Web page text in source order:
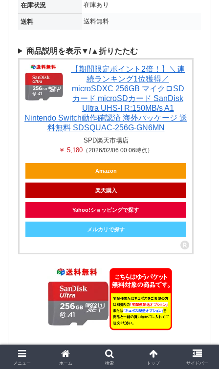
在庫状況 在庫あり
送料 送料無料
商品説明を表示▼/▲折りたたむ
【期間限定ポイント2倍！】＼連
続ランキング1位獲得／
microSDXC 256GB マイクロSD
カード microSDカード SanDisk
Ultra UHS-I R:150MB/s A1
Nintendo Switch動作確認済 海外パッケージ 送
料無料 SDSQUAC-256G-GN6MN
SPD楽天市場店
￥ 5,180 （2026/02/06 00:06時点）
Amazon
楽天購入
Yahoo!ショッピングで探す
メルカリで探す
メニュー ホーム 検索 トップ サイドバー